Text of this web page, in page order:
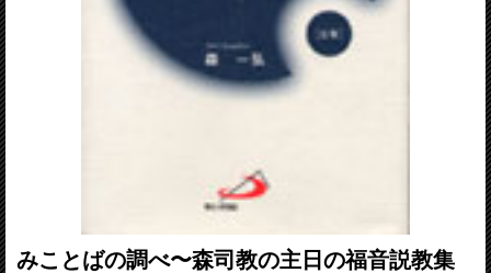
みことばの調べ〜森司教の主日の福音説教集